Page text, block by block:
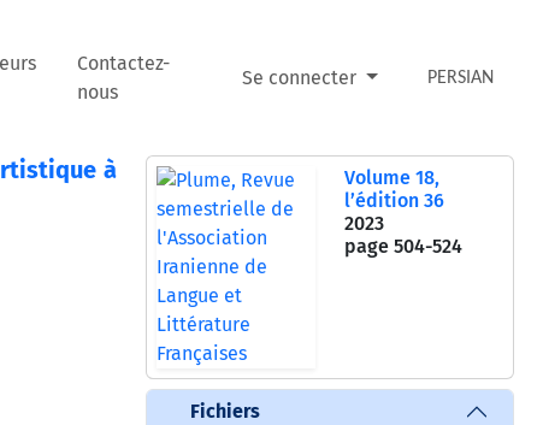
Contactez-
nous
Se connecter PERSIAN
à
Volume 18,
l’édition 36
2023
page 504-524
Fichiers